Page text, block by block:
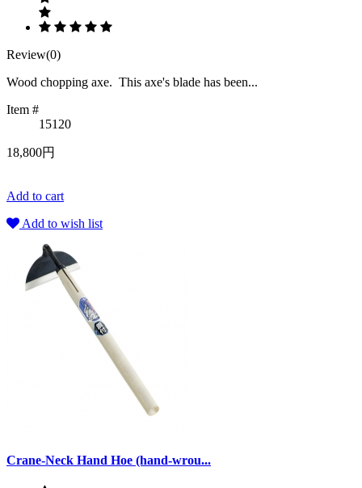
Review(0)
Wood chopping axe. This axe's blade has been...
Item #
15120
18,800円
Add to cart
Add to wish list
Crane-Neck Hand Hoe (hand-wrou...